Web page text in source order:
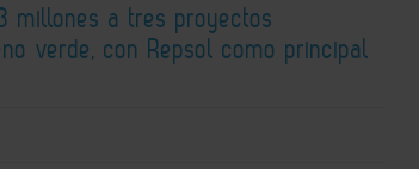
millones a tres proyectos
verde, con Repsol como principal